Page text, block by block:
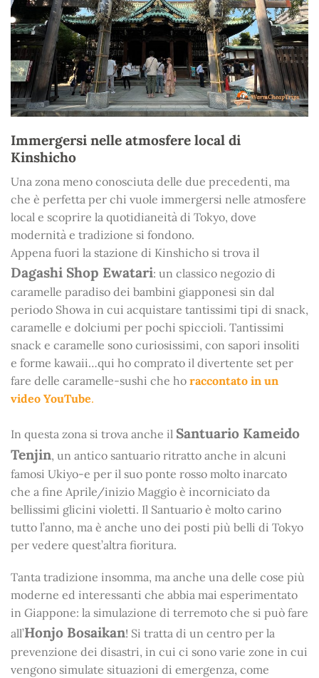
Immergersi nelle atmosfere local di
Kinshicho
Una zona meno conosciuta delle due precedenti, ma
che è perfetta per chi vuole immergersi nelle atmosfere
local e scoprire la quotidianeità di Tokyo, dove
modernità e tradizione si fondono.
Appena fuori la stazione di Kinshicho si trova il
Dagashi Shop Ewatari: un classico negozio di
caramelle paradiso dei bambini giapponesi sin dal
periodo Showa in cui acquistare tantissimi tipi di snack,
caramelle e dolciumi per pochi spiccioli. Tantissimi
snack e caramelle sono curiosissimi, con sapori insoliti
e forme kawaii…qui ho comprato il divertente set per
fare delle caramelle-sushi che ho raccontato in un
video YouTube.
In questa zona si trova anche il Santuario Kameido
Tenjin, un antico santuario ritratto anche in alcuni
famosi Ukiyo-e per il suo ponte rosso molto inarcato
che a fine Aprile/inizio Maggio è incorniciato da
bellissimi glicini violetti. Il Santuario è molto carino
tutto l’anno, ma è anche uno dei posti più belli di Tokyo
per vedere quest’altra fioritura.
Tanta tradizione insomma, ma anche una delle cose più
moderne ed interessanti che abbia mai esperimentato
in Giappone: la simulazione di terremoto che si può fare
all’Honjo Bosaikan! Si tratta di un centro per la
prevenzione dei disastri, in cui ci sono varie zone in cui
vengono simulate situazioni di emergenza, come